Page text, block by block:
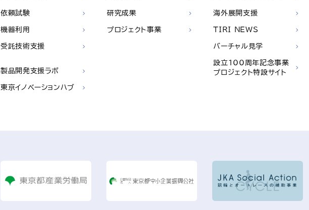
依頼試験
機器利用
受託技術支援
製品開発支援ラボ
東京イノベーションハブ
研究成果
プロジェクト事業
海外展開支援
TIRI NEWS
バーチャル見学
設立100周年記念事業
プロジェクト特設サイト